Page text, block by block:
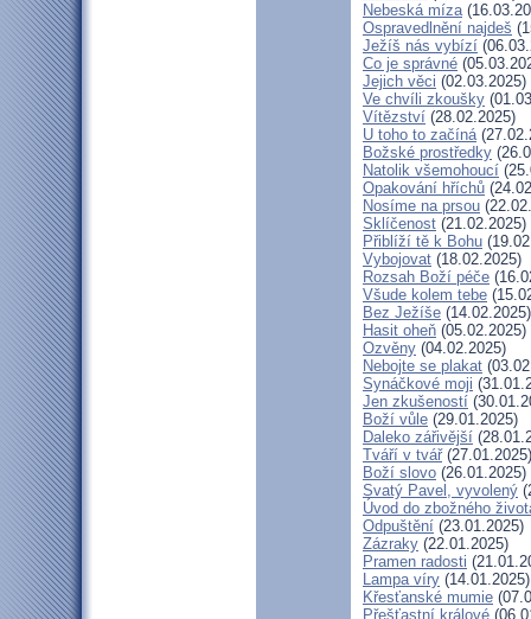
Nebeská míza
Ospravedlnění najdeš
Ježíš nás vybízí
Co je správné
Jejich věci (02.03.2025)
Ve chvíli zkoušky
Vítězství (28.02.2025)
U toho to začíná
Božské prostředky
Natolik všemohoucí
Opakování hříchů
Nosíme na prsou
Sklíčenost (21.02.2025)
Přiblíží tě k Bohu
Vybojovat (18.02.2025)
Rozsah Boží péče
Všude kolem tebe
Bez Ježíše (14.02.2025)
Hasit oheň (05.02.2025)
Ozvěny (04.02.2025)
Nebojte se plakat
Synáčkové moji
Jen zkušeností
Boží vůle (29.01.2025)
Daleko zářivější
Tváří v tvář(27.01.2025)
Boží slovo (26.01.2025)
Svatý Pavel, vyvolený
Úvod do zbožného
Odpuštění (23.01.2025)
Zázraky (22.01.2025)
Pramen radosti
Lampa víry (14.01.2025)
Křesťanské mumie
Přešťastní králové